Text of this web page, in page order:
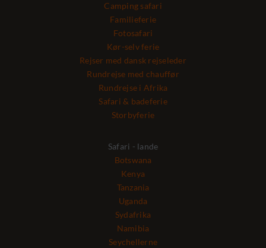
Camping safari
Familieferie
Fotosafari
Kør-selv ferie
Rejser med dansk rejseleder
Rundrejse med chauffør
Rundrejse i Afrika
Safari & badeferie
Storbyferie
Safari - lande
Botswana
Kenya
Tanzania
Uganda
Sydafrika
Namibia
Seychellerne